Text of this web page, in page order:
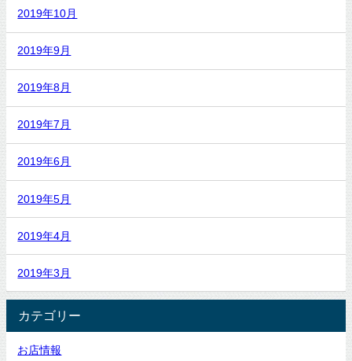
2019年10月
2019年9月
2019年8月
2019年7月
2019年6月
2019年5月
2019年4月
2019年3月
カテゴリー
お店情報